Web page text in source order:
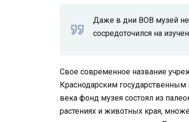
Даже в дни ВОВ музей
сосредоточился на
Свое современное название
Краснодарским государственным
века фонд музея состоял из
растениях и животных края,